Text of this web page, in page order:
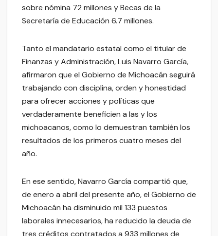
sobre nómina 72 millones y Becas de la
Secretaría de Educación 6.7 millones.
Tanto el mandatario estatal como el titular de
Finanzas y Administración, Luis Navarro García,
afirmaron que el Gobierno de Michoacán seguirá
trabajando con disciplina, orden y honestidad
para ofrecer acciones y políticas que
verdaderamente beneficien a las y los
michoacanos, como lo demuestran también los
resultados de los primeros cuatro meses del
año.
En ese sentido, Navarro García compartió que,
de enero a abril del presente año, el Gobierno de
Michoacán ha disminuido mil 133 puestos
laborales innecesarios, ha reducido la deuda de
tres créditos contratados a 933 millones de